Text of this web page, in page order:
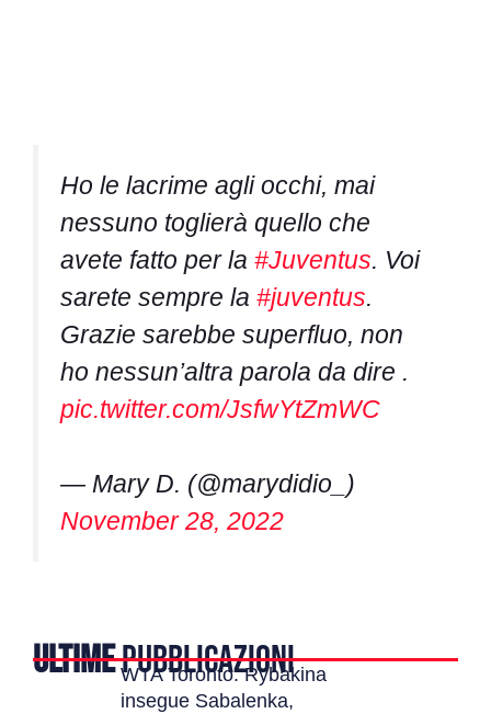
Ho le lacrime agli occhi, mai
nessuno toglierà quello che
avete fatto per la #Juventus. Voi
sarete sempre la #juventus.
Grazie sarebbe superfluo, non
ho nessun’altra parola da dire .
pic.twitter.com/JsfwYtZmWC
— Mary D. (@marydidio_)
November 28, 2022
ULTIMEPUBBLICAZIONI
WTA Toronto: Rybakina
insegue Sabalenka,